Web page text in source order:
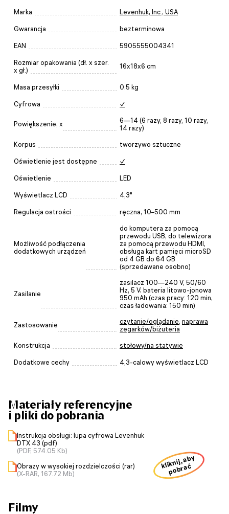
Marka Levenhuk, Inc., USA
Gwarancja bezterminowa
EAN 5905555004341
Rozmiar opakowania (dł. x szer.
x gł.)
16x18x6 cm
Masa przesyłki 0.5 kg
Cyfrowa ✓
Powiększenie, x
6—14 (6 razy, 8 razy, 10 razy,
14 razy)
Korpus tworzywo sztuczne
Oświetlenie jest dostępne ✓
Oświetlenie LED
Wyświetlacz LCD 4,3"
Regulacja ostrości ręczna, 10–500 mm
Możliwość podłączenia
dodatkowych urządzeń
do komputera za pomocą
przewodu USB, do telewizora
za pomocą przewodu HDMI,
obsługa kart pamięci microSD
od 4 GB do 64 GB
(sprzedawane osobno)
Zasilanie
zasilacz 100—240 V, 50/60
Hz, 5 V; bateria litowo-jonowa
950 mAh (czas pracy: 120 min,
czas ładowania: 150 min)
Zastosowanie czytanie/oglądanie, naprawa
zegarków/biżuteria
Konstrukcja stołowy/na statywie
Dodatkowe cechy 4,3-calowy wyświetlacz LCD
Materiały referencyjne
i pliki do pobrania
Instrukcja obsługi: lupa cyfrowa Levenhuk
DTX 43 (pdf)
(PDF, 574.05 Kb)
Obrazy w wysokiej rozdzielczości (rar)
(X-RAR, 167.72 Mb)
kliknij, aby
pobrać
Filmy